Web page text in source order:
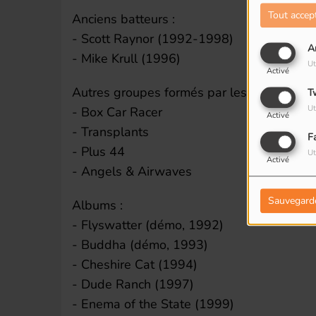
Tout
Activé
Activé
Activé
Anciens batteurs :
- Scott Raynor (1992-1998)
- Mike Krull (1996)
Autres groupes formés par les membres
- Box Car Racer
- Transplants
- Plus 44
- Angels & Airwaves
Albums :
- Flyswatter (démo, 1992)
- Buddha (démo, 1993)
- Cheshire Cat (1994)
- Dude Ranch (1997)
- Enema of the State (1999)